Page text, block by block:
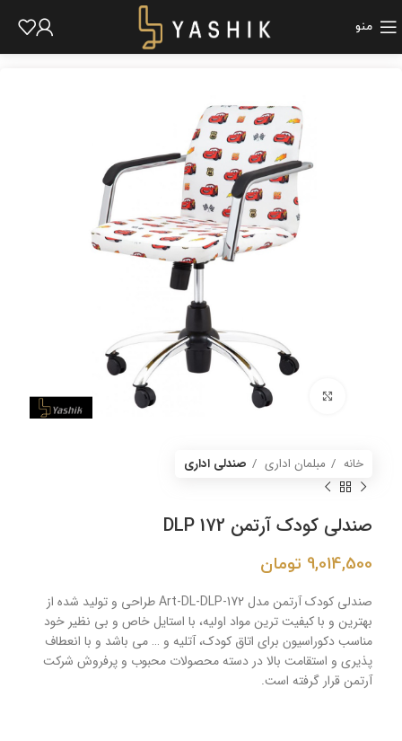
منو
برای بزرگنمایی کلیک کنید
خانه مبلمان اداری صندلی اداری
صندلی کودک آرتمن DLP 172
9,014,500 تومان
صندلی کودک آرتمن مدل Art-DL-DLP-172 طراحی و تولید شده از
بهترین و با کیفیت ترین مواد اولیه، با استایل خاص و بی نظیر خود
مناسب دکوراسیون برای اتاق کودک، آتلیه و … می باشد و با انعطاف
پذیری و استقامت بالا در دسته محصولات محبوب و پرفروش شرکت
آرتمن قرار گرفته است.